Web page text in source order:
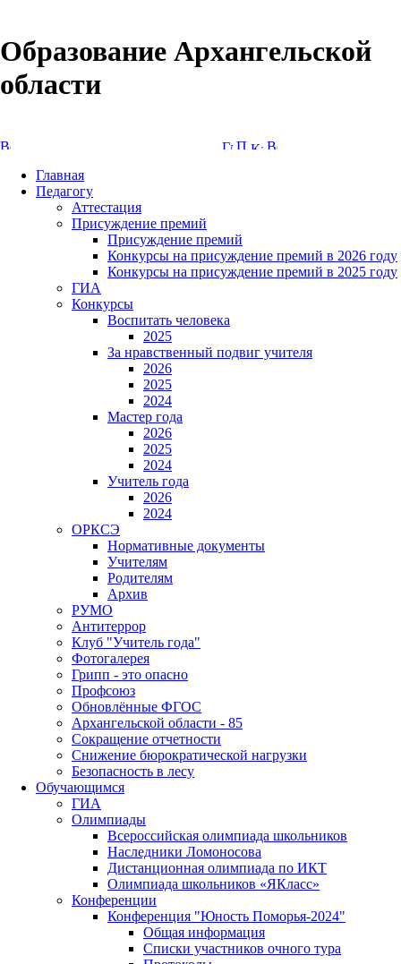
Образование Архангельской
области
Главная
Педагогу
Аттестация
Присуждение премий
Присуждение премий
Конкурсы на присуждение премий в 2026 году
Конкурсы на присуждение премий в 2025 году
ГИА
Конкурсы
Воспитать человека
2025
За нравственный подвиг учителя
2026
2025
2024
Мастер года
2026
2025
2024
Учитель года
2026
2024
ОРКСЭ
Нормативные документы
Учителям
Родителям
Архив
РУМО
Антитеррор
Клуб "Учитель года"
Фотогалерея
Грипп - это опасно
Профсоюз
Обновлённые ФГОС
Архангельской области - 85
Сокращение отчетности
Снижение бюрократической нагрузки
Безопасность в лесу
Обучающимся
ГИА
Олимпиады
Всероссийская олимпиада школьников
Наследники Ломоносова
Дистанционная олимпиада по ИКТ
Олимпиада школьников «ЯКласс»
Конференции
Конференция "Юность Поморья-2024"
Общая информация
Списки участников очного тура